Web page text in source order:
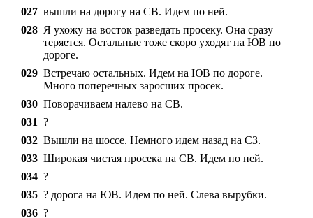
027 вышли на дорогу на СВ. Идем по ней.
028 Я ухожу на восток разведать просеку. Она сразу
теряется. Остальные тоже скоро уходят на ЮВ по
дороге.
029 Встречаю остальных. Идем на ЮВ по дороге.
Много поперечных заросших просек.
030 Поворачиваем налево на СВ.
031 ?
032 Вышли на шоссе. Немного идем назад на СЗ.
033 Широкая чистая просека на СВ. Идем по ней.
034 ?
035 ? дорога на ЮВ. Идем по ней. Слева вырубки.
036 ?